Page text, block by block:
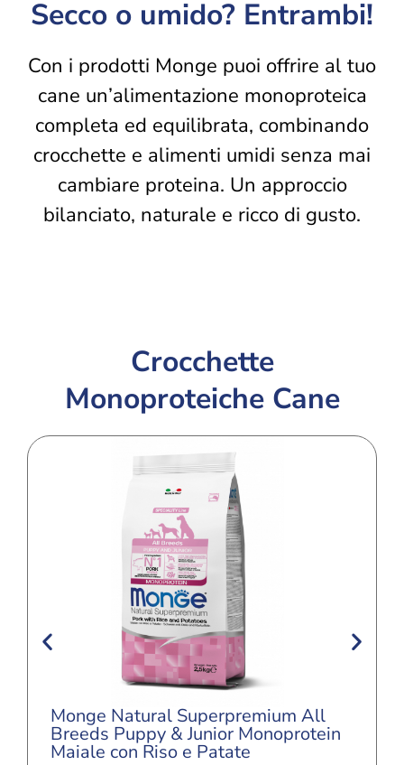
Secco o umido? Entrambi!
Con i prodotti Monge puoi offrire al tuo
cane un’alimentazione monoproteica
completa ed equilibrata, combinando
crocchette e alimenti umidi senza mai
cambiare proteina. Un approccio
bilanciato, naturale e ricco di gusto.
Crocchette
Monoproteiche Cane
Monge Natural Superpremium All
Breeds Puppy & Junior Monoprotein
Maiale con Riso e Patate